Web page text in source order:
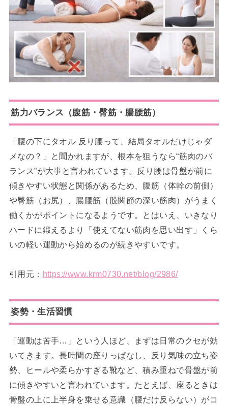
筋力バランス（腹筋・臀筋・腸腰筋）
「腰の下にタオル 反り腰って、結局タオルだけじゃダ
メなの？」と聞かれますが、根本を狙うなら“筋肉のバ
ランス”が大事と言われています。反り腰は骨盤が前に
傾きやすい状態と関係があるため、腹筋（体幹の前側）
や臀筋（お尻）、腸腰筋（股関節の深い筋肉）がうまく
働くかがポイントになるようです。とはいえ、いきなり
ハードに鍛えるより「使えてない筋肉を思い出す」くら
いの軽い運動から始めるのが続きやすいです。
引用元： https://www.krm0730.net/blog/2986/
姿勢・生活習慣
「運動は苦手…」という人ほど、まずは日常のクセが効
いてきます。長時間の座りっぱなし、反り気味の立ち姿
勢、ヒールや柔らかすぎる靴など、積み重ねで骨盤が前
に傾きやすいと言われています。たとえば、座るときは
骨盤の上に上半身を乗せる意識（腰だけ反らない）がコ